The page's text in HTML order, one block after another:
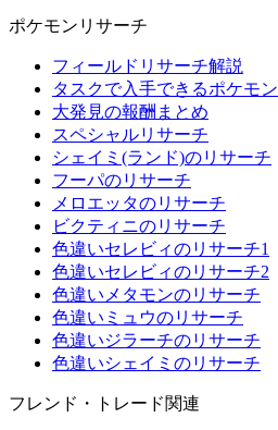
ポケモンリサーチ
フィールドリサーチ解説
タスクで入手できるポケモン
大発見の報酬まとめ
スペシャルリサーチ
シェイミ(ランド)のリサーチ
フーパのリサーチ
メロエッタのリサーチ
ビクティニのリサーチ
色違いセレビィのリサーチ1
色違いセレビィのリサーチ2
色違いメタモンのリサーチ
色違いミュウのリサーチ
色違いジラーチのリサーチ
色違いシェイミのリサーチ
フレンド・トレード関連